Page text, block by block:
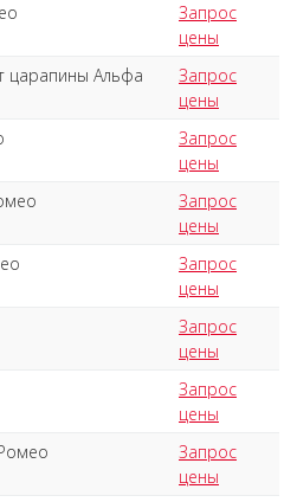
Запрос
цены
царапины Альфа
Запрос
цены
Запрос
цены
Запрос
цены
Запрос
цены
Запрос
цены
Запрос
цены
Запрос
цены